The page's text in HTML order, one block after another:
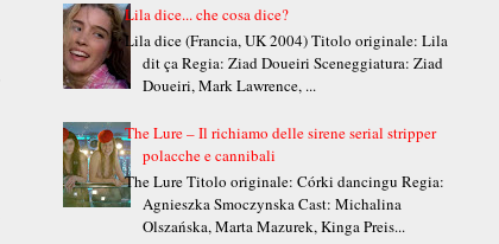
Lila dice... che cosa dice?
Lila dice (Francia, UK 2004) Titolo originale: Lila
dit ça Regia: Ziad Doueiri Sceneggiatura: Ziad
Doueiri, Mark Lawrence, ...
The Lure – Il richiamo delle sirene serial stripper
polacche e cannibali
The Lure Titolo originale: Córki dancingu Regia:
Agnieszka Smoczynska Cast: Michalina
Olszańska, Marta Mazurek, Kinga Preis...